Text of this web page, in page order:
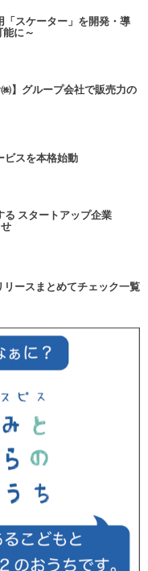
「スケーター」を開発・導
に～
】グループ会社で販売力の
ビスを本格始動
る スタートアップ企業
リースまとめてチェック一覧